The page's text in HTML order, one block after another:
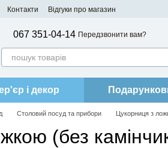
Контакти Відгуки про магазин
067 351-04-14 Передзвонити вам?
і декор
Столовий посуд та прибори Цукорниця з
(без